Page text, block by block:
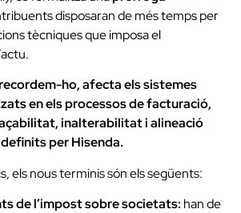
disposaran de més temps per
tècniques que imposa el
ho, afecta els sistemes
en els processos de facturació,
inalterabilitat i alineació
per Hisenda.
els nous terminis són els següents:
de l’impost sobre societats: han de